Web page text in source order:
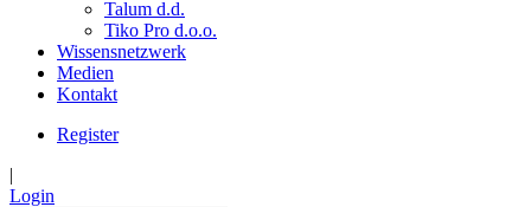
Talum d.d.
Tiko Pro d.o.o.
Wissensnetzwerk
Medien
Kontakt
Register
|
Login